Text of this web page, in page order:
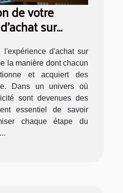
de votre
sur
l'expérience d'achat sur
la manière dont chacun
et acquiert des
Dans un univers où
sont devenues des
essentiel de savoir
chaque étape du